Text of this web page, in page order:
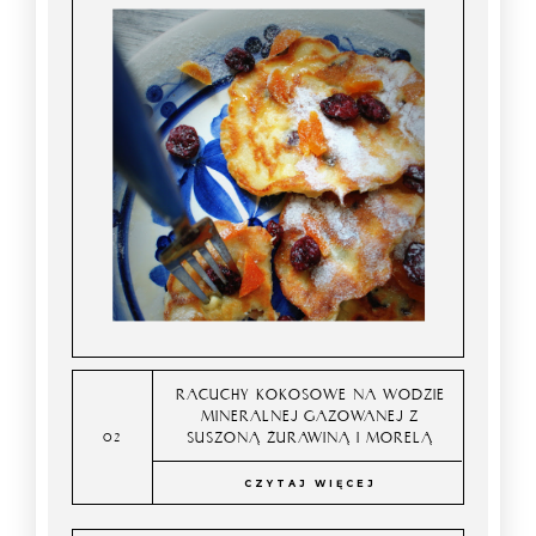
RACUCHY KOKOSOWE NA WODZIE
MINERALNEJ GAZOWANEJ Z
SUSZONĄ ŻURAWINĄ I MORELĄ
CZYTAJ WIĘCEJ